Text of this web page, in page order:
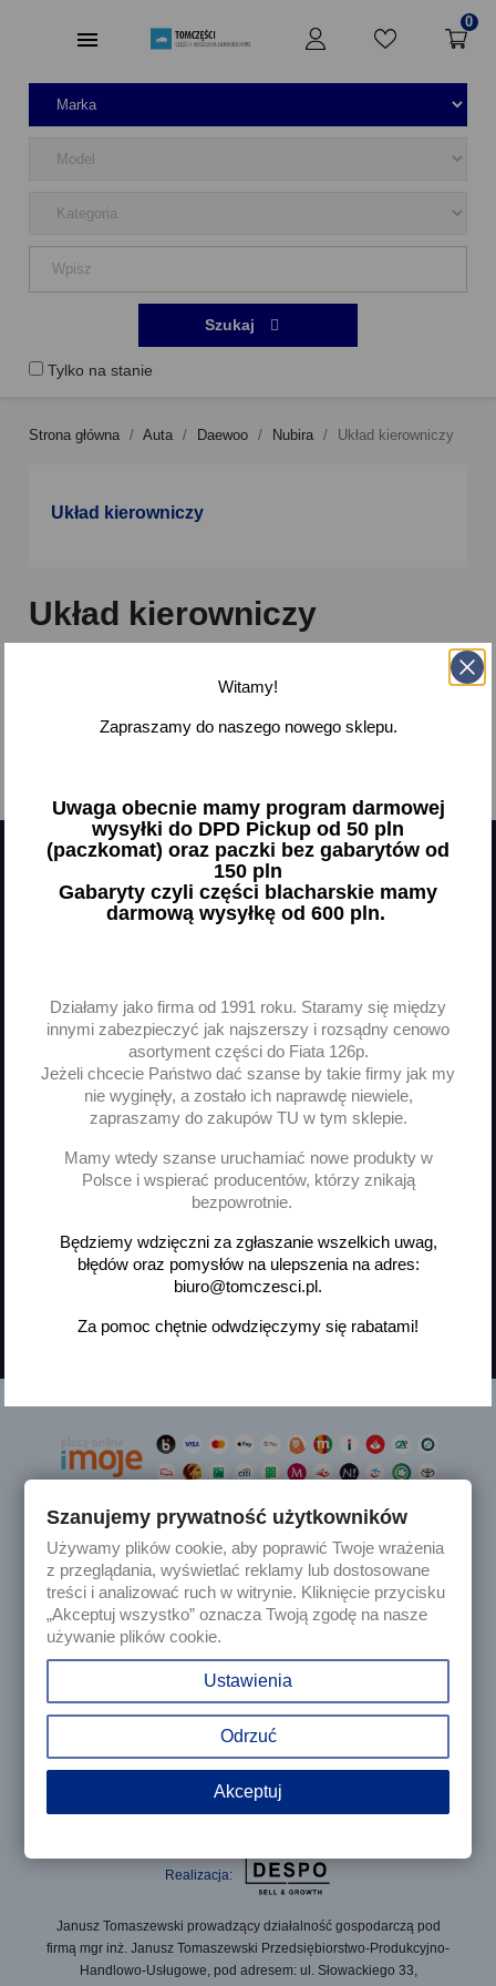
0
Tylko na stanie
Szukaj
Strona główna Auta Daewoo Nubira Układ kierowniczy
Układ kierowniczy
Układ kierowniczy
Brak dostępnych produktów.
Bądźcie czujni! W tym miejscu zostanie wyświetlonych
Otrzymuj informację o nowościach
i wyprzedażach
Możesz zrezygnować w każdej chwili. W tym celu
należy odnaleźć szczegóły w naszej informacji prawnej.
Wyrażam zgodę na przetwarzanie moich danych
osobowych, administratorem danych osobowych jest
prowadzący działalność pod firmą P.H.U. JANUSZ
TOMASZEWSKI, ul. Słowackiego 33, Czechowice-
Dziedzice. Zapoznałem się
Wyrażam zgodę na otrzymywanie
informacji handlowej drogą elektroniczną
zgodnie z art. 398 ustawy prawo komunikacji
elektronicznej, na podany przeze mnie w tym
Produkty 
Nasza firma 
© 2025 - Sklep internetowy Tomczesci.pl. Wszelkie prawa
Realizacja:
Janusz Tomaszewski prowadzący działalność gospodarczą pod
firmą mgr inż. Janusz Tomaszewski Przedsiębiorstwo-Produkcyjno-
Handlowo-Usługowe, pod adresem: ul. Słowackiego 33,
Szanujemy prywatność użytkowników
Używamy plików cookie, aby poprawić Twoje wrażenia
z przeglądania, wyświetlać reklamy lub dostosowane
treści i analizować ruch w witrynie. Kliknięcie przycisku
„Akceptuj wszystko” oznacza Twoją zgodę na nasze
używanie plików cookie.
Ustawienia
Odrzuć
Akceptuj
Witamy!
Zapraszamy do naszego nowego sklepu.
Uwaga obecnie mamy program darmowej
wysyłki do DPD Pickup od 50 pln
(paczkomat) oraz paczki bez gabarytów od
150 pln
Gabaryty czyli części blacharskie mamy
darmową wysyłkę od 600 pln.
Działamy jako firma od 1991 roku. Staramy się między
innymi zabezpieczyć jak najszerszy i rozsądny cenowo
asortyment części do Fiata 126p.
Jeżeli chcecie Państwo dać szanse by takie firmy jak my
nie wyginęły, a zostało ich naprawdę niewiele,
zapraszamy do zakupów TU w tym sklepie.
Mamy wtedy szanse uruchamiać nowe produkty w
Polsce i wspierać producentów, którzy znikają
bezpowrotnie.
Będziemy wdzięczni za zgłaszanie wszelkich uwag,
błędów oraz pomysłów na ulepszenia na adres:
biuro@tomczesci.pl.
Za pomoc chętnie odwdzięczymy się rabatami!